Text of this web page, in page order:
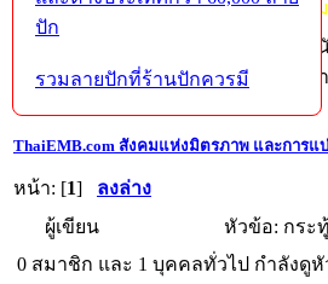
ไม่ว่าจะเป็นทางหน้าบอร์ด หรือหลัง
หากท่านถูกในในผลงาน หรืออยาก
โปรดช่วยบริจาคให้ผู้จัดทำบ้างตามก
ThaiEMB.com สังคมแห่งมิตรภาพ และการแ
หน้า: [1] ลงล่าง
ผู้เขียน
หัวข้อ: กระ
0 สมาชิก และ 1 บุคคลทั่วไป กำลังดู
ปัก
รวมลายปักที่ร้านปักควรมี